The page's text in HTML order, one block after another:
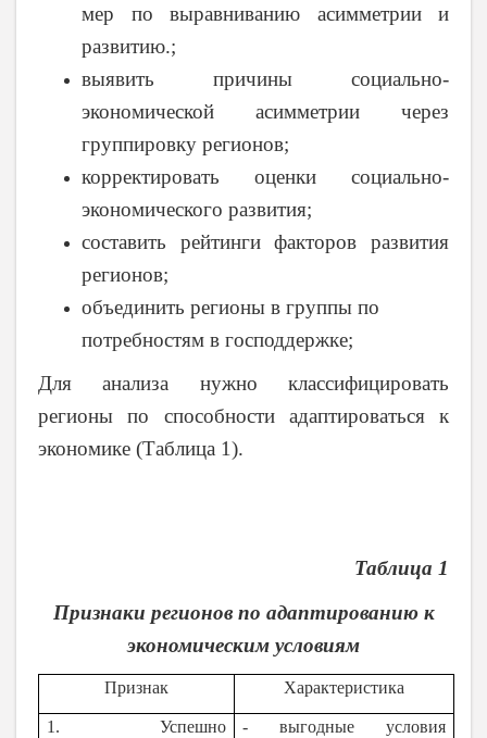
мер по выравниванию асимметрии и
развитию.;
выявить причины социально-
экономической асимметрии через
группировку регионов;
корректировать оценки социально-
экономического развития;
составить рейтинги факторов развития
регионов;
объединить регионы в группы по
потребностям в господдержке;
Для анализа нужно классифицировать
регионы по способности адаптироваться к
экономике (Таблица 1).
Таблица 1
Признаки регионов по адаптированию к
экономическим условиям
Признак Характеристика
1. Успешно - выгодные условия